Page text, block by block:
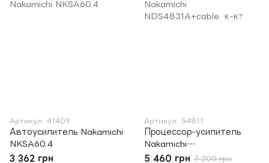
Артикул: 41409
Автоусилитель Nakamichi
NKSA60.4
3 362 грн
Артикул: 54811
Процессор-усилитель
Nakamichi
NDS4831A+cable. к-кт
5 460 грн 7 200 грн